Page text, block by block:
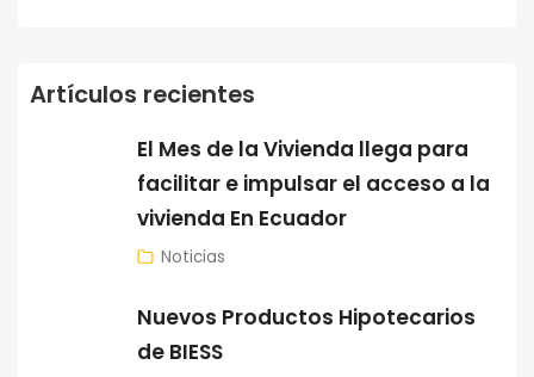
Artículos recientes
El Mes de la Vivienda llega para
facilitar e impulsar el acceso a la
vivienda En Ecuador
Noticias
Nuevos Productos Hipotecarios
de BIESS